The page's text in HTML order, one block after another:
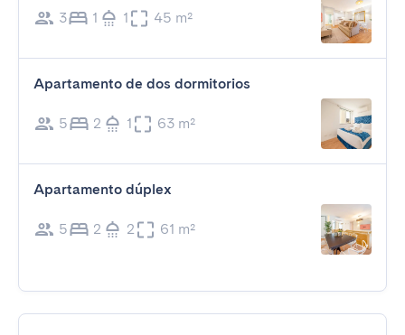
3 1 1 45 m²
Apartamento de dos dormitorios
5 2 1 63 m²
Apartamento dúplex
5 2 2 61 m²